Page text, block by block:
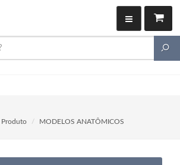
Produto MODELOS ANATÔMICOS